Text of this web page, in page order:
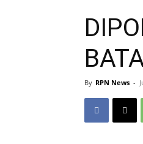
By RPN News -